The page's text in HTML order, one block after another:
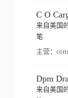
C O
来自美国
笔
主营：
来自美国